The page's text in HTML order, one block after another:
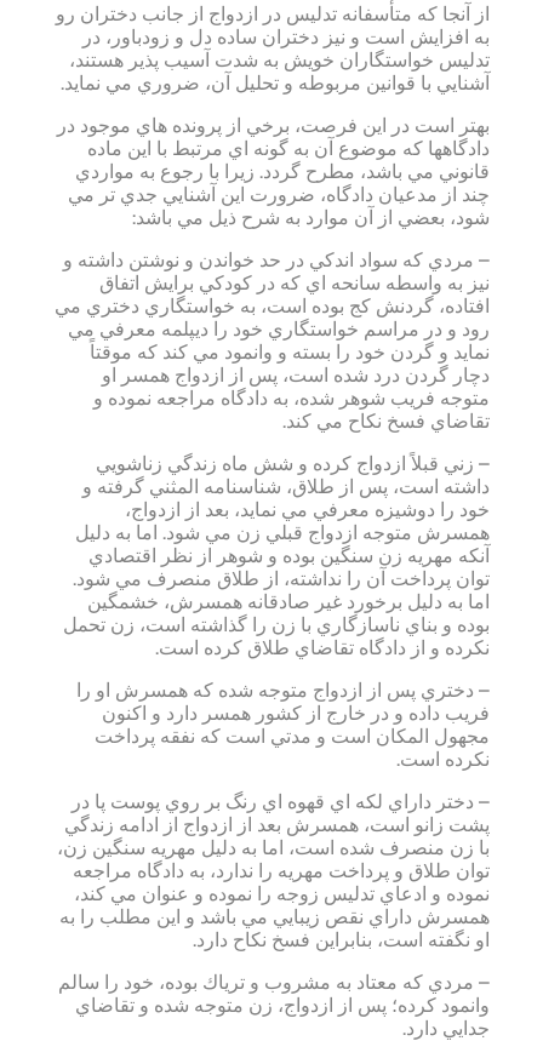
از آنجا كه متأسفانه تدليس در ازدواج از جانب دختران رو
به افزايش است و نيز دختران ساده دل و زودباور، در
تدليس خواستگاران خويش به شدت آسيب پذير هستند،
آشنايي با قوانين مربوطه و تحليل آن، ضروري مي نمايد.
بهتر است در اين فرصت، برخي از پرونده هاي موجود در
دادگاهها كه موضوع آن به گونه اي مرتبط با اين ماده
قانوني مي باشد، مطرح گردد. زيرا با رجوع به مواردي
چند از مدعيان دادگاه، ضرورت اين آشنايي جدي تر مي
شود، بعضي از آن موارد به شرح ذيل مي باشد:
– مردي كه سواد اندكي در حد خواندن و نوشتن داشته و
نيز به واسطه سانحه اي كه در كودكي برايش اتفاق
افتاده، گردنش كج بوده است، به خواستگاري دختري مي
رود و در مراسم خواستگاري خود را ديپلمه معرفي مي
نمايد و گردن خود را بسته و وانمود مي كند كه موقتاً
دچار گردن درد شده است، پس از ازدواج همسر او
متوجه فريب شوهر شده، به دادگاه مراجعه نموده و
تقاضاي فسخ نكاح مي كند.
– زني قبلاً ازدواج كرده و شش ماه زندگي زناشويي
داشته است، پس از طلاق، شناسنامه المثني گرفته و
خود را دوشيزه معرفي مي نمايد، بعد از ازدواج،
همسرش متوجه ازدواج قبلي زن مي شود. اما به دليل
آنكه مهريه زن سنگين بوده و شوهر از نظر اقتصادي
توان پرداخت آن را نداشته، از طلاق منصرف مي شود.
اما به دليل برخورد غير صادقانه همسرش، خشمگين
بوده و بناي ناسازگاري با زن را گذاشته است، زن تحمل
نكرده و از دادگاه تقاضاي طلاق كرده است.
– دختري پس از ازدواج متوجه شده كه همسرش او را
فريب داده و در خارج از كشور همسر دارد و اكنون
مجهول المكان است و مدتي است كه نفقه پرداخت
نكرده است.
– دختر داراي لكه اي قهوه اي رنگ بر روي پوست پا در
پشت زانو است، همسرش بعد از ازدواج از ادامه زندگي
با زن منصرف شده است، اما به دليل مهريه سنگين زن،
توان طلاق و پرداخت مهريه را ندارد، به دادگاه مراجعه
نموده و ادعاي تدليس زوجه را نموده و عنوان مي كند،
همسرش داراي نقص زيبايي مي باشد و اين مطلب را به
او نگفته است، بنابراين فسخ نكاح دارد.
– مردي كه معتاد به مشروب و ترياك بوده، خود را سالم
وانمود كرده؛ پس از ازدواج، زن متوجه شده و تقاضاي
جدايي دارد.